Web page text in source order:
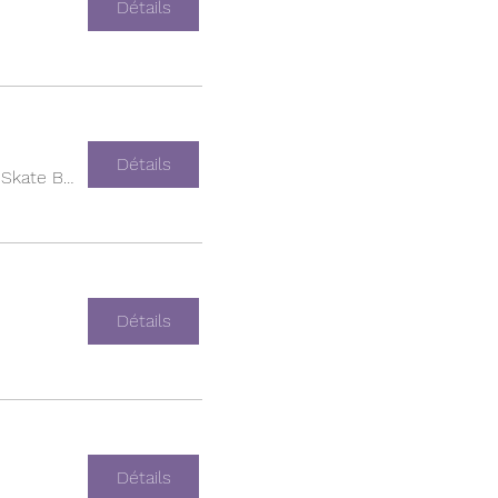
Détails
Empire Skate Building
Détails
Détails
Détails